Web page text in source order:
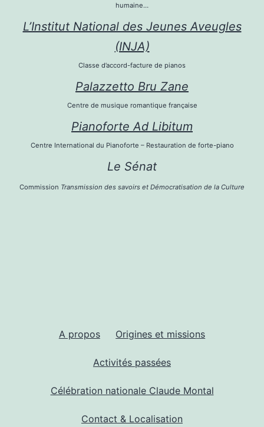
humaine…
L’Institut National des Jeunes Aveugles
(INJA)
Classe d’accord-facture de pianos
Palazzetto Bru Zane
Centre de musique romantique française
Pianoforte Ad Libitum
Centre International du Pianoforte – Restauration de forte-piano
Le Sénat
Commission Transmission des savoirs et Démocratisation de la Culture
A propos Origines et missions
Activités passées
Célébration nationale Claude Montal
Contact & Localisation